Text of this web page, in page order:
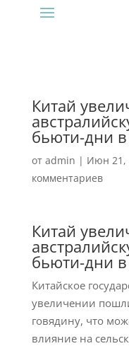
Китай
бьюти-дни
от admin | Июн 21,
комментариев
Китай
бьюти-дни
Китайское
увеличении
говядину, что
влияние на